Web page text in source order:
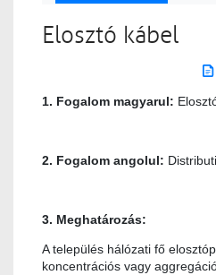
Elosztó kábel
1. Fogalom magyarul:
2. Fogalom angolul:
3. Meghatározás:
A település hálózati fő
koncentrációs vagy